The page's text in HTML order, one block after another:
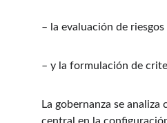
– la evaluación de riesgos
– y la formulación de
La gobernanza se